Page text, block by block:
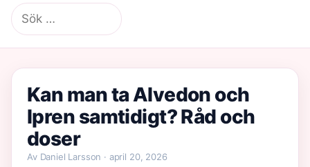
Sök
efter:
Kan man ta Alvedon och
Ipren samtidigt? Råd och
doser
Av Daniel Larsson · april 20, 2026